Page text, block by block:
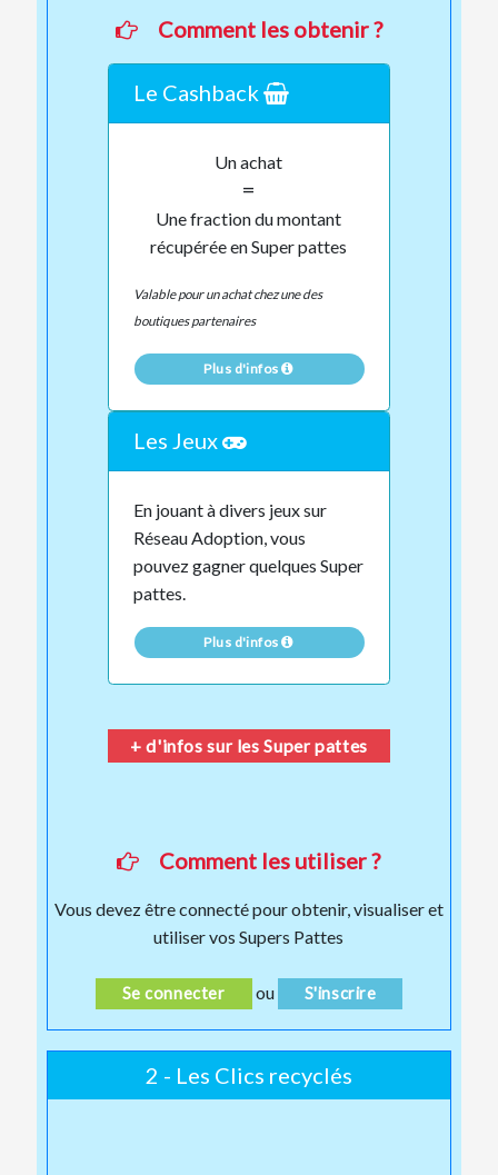
Comment les obtenir ?
Le Cashback
Un achat
=
Une fraction du montant
récupérée en Super pattes
Valable pour un achat chez une des
boutiques partenaires
Plus d'infos
Les Jeux
En jouant à divers jeux sur
Réseau Adoption, vous
pouvez gagner quelques Super
pattes.
Plus d'infos
+ d'infos sur les Super pattes
Comment les utiliser ?
Vous devez être connecté pour obtenir, visualiser et
utiliser vos Supers Pattes
Se connecter ou S'inscrire
2 - Les Clics recyclés